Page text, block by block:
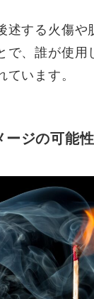
する火傷や
で、誰が使用
います。
ージの可能性